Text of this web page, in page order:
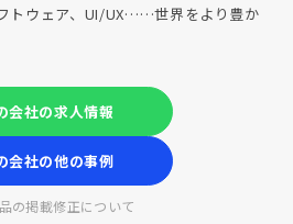
トウェア、UI/UX……世界をより豊か
会社の求人情報
会社の他の事例
の掲載修正について